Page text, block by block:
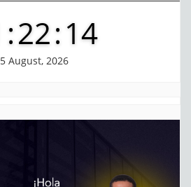
:22:15
5 August, 2026